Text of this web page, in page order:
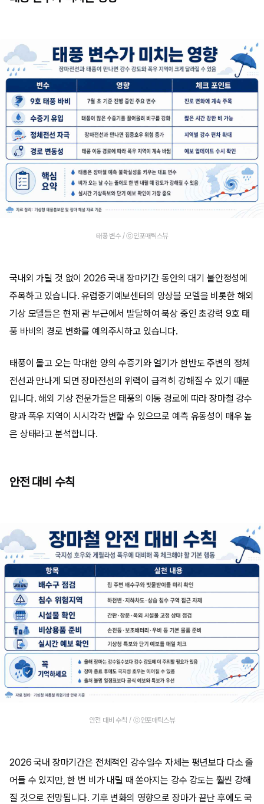
태풍 변수 / ⓒ인포매틱스뷰
국내외 가릴 것 없이 2026 국내 장마기간 동안의 대기 불안정성에
주목하고 있습니다. 유럽중기예보센터의 앙상블 모델을 비롯한 해외
기상 모델들은 현재 괌 부근에서 발달하여 북상 중인 초강력 9호 태
풍 바비의 경로 변화를 예의주시하고 있습니다.
태풍이 몰고 오는 막대한 양의 수증기와 열기가 한반도 주변의 정체
전선과 만나게 되면 장마전선의 위력이 급격히 강해질 수 있기 때문
입니다. 해외 기상 전문가들은 태풍의 이동 경로에 따라 장마철 강수
량과 폭우 지역이 시시각각 변할 수 있으므로 예측 유동성이 매우 높
은 상태라고 분석합니다.
안전 대비 수칙
안전 대비 수칙 / ⓒ인포매틱스뷰
2026 국내 장마기간은 전체적인 강수일수 자체는 평년보다 다소 줄
어들 수 있지만, 한 번 비가 내릴 때 쏟아지는 강수 강도는 훨씬 강해
질 것으로 전망됩니다. 기후 변화의 영향으로 장마가 끝난 후에도 국